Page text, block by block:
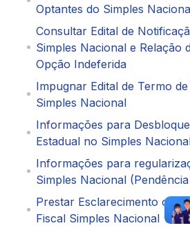
Optantes do Simples
Consultar Edital de
Simples Nacional e Relação
Opção Indeferida
Impugnar Edital de Termo
Simples Nacional
Informações para
Estadual no Simples
Informações para
Simples Nacional
Prestar Esclarecimento ou
Fiscal Simples Nacional